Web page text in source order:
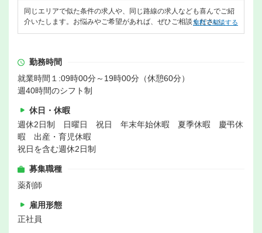
同じエリアで似た条件の求人や、同じ路線の求人なども喜んでご紹
介いたします。お悩みやご希望があれば、ぜひご相談ください。
無料で相談する
勤務時間
就業時間１:09時00分～19時00分（休憩60分）
週40時間のシフト制
休日・休暇
週休2日制 日曜日 祝日 年末年始休暇 夏季休暇 慶弔休
暇 出産・育児休暇
祝日を含む週休2日制
募集職種
薬剤師
雇用形態
正社員